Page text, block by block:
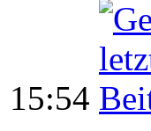
15:54